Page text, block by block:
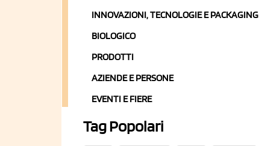
INNOVAZIONI, TECNOLOGIE E PACKAGING
BIOLOGICO
PRODOTTI
AZIENDE E PERSONE
EVENTI E FIERE
Tag Popolari